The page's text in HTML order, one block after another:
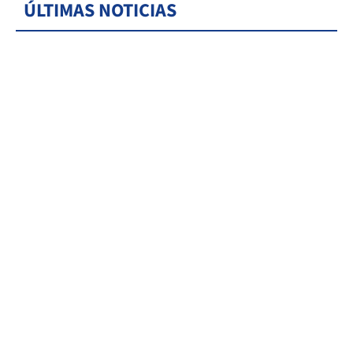
ÚLTIMAS NOTICIAS